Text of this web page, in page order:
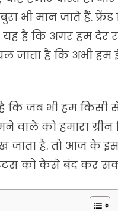
भी मान जाते हैं.
यह है कि अगर हम देर
जाता है कि अभी हम
कि जब भी हम किसी
वाले को हमारा
जाता है. तो आज के
को कैसे बंद कर